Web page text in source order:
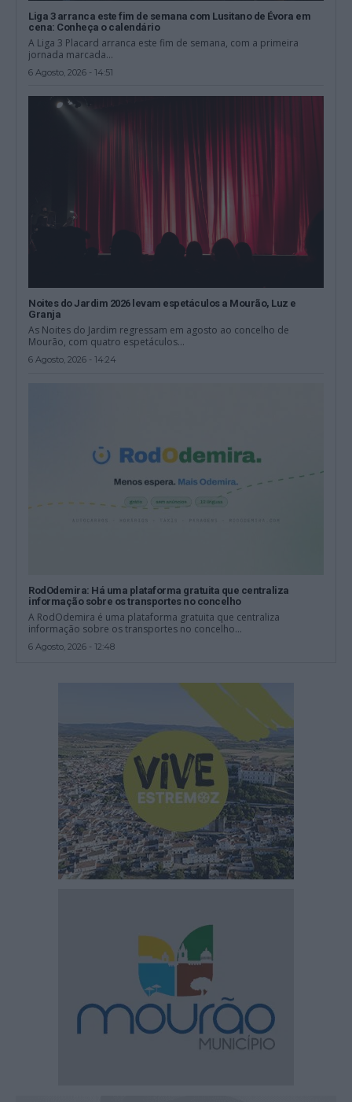
Liga 3 arranca este fim de semana com Lusitano de Évora em
cena: Conheça o calendário
A Liga 3 Placard arranca este fim de semana, com a primeira
jornada marcada...
6 Agosto, 2026 - 14:51
Noites do Jardim 2026 levam espetáculos a Mourão, Luz e
Granja
As Noites do Jardim regressam em agosto ao concelho de
Mourão, com quatro espetáculos...
6 Agosto, 2026 - 14:24
RodOdemira: Há uma plataforma gratuita que centraliza
informação sobre os transportes no concelho
A RodOdemira é uma plataforma gratuita que centraliza
informação sobre os transportes no concelho...
6 Agosto, 2026 - 12:48